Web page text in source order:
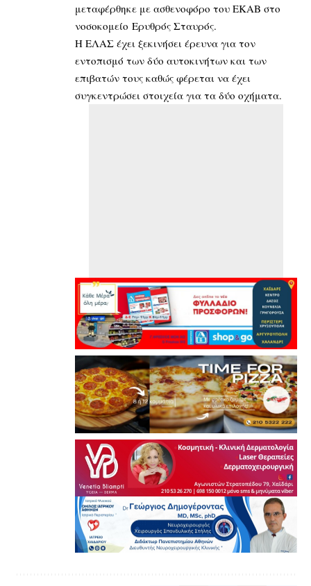
μεταφέρθηκε με ασθενοφόρο του ΕΚΑΒ στο
νοσοκομείο Ερυθρός Σταυρός.
Η ΕΛΑΣ έχει ξεκινήσει έρευνα για τον
εντοπισμό των δύο αυτοκινήτων και των
επιβατών τους καθώς φέρεται να έχει
συγκεντρώσει στοιχεία για τα δύο οχήματα.